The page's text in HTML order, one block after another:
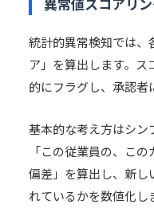
統計的異常検知では、
ア」を算出します。
的にフラグし、承認者
基本的な考え方はシン
「この従業員の、こ
偏差」を算出し、新し
れているかを数値化し